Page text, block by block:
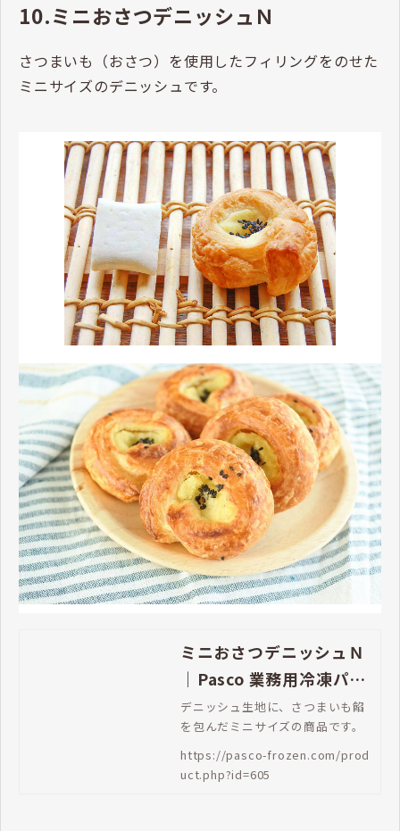
10.ミニおさつデニッシュＮ
さつまいも（おさつ）を使用したフィリングをのせた
ミニサイズのデニッシュです。
ミニおさつデニッシュＮ
｜Pasco 業務用冷凍パン
生地通販 | Pasco 業務用
冷凍パン生地通販
デニッシュ生地に、さつまいも餡
を包んだミニサイズの商品です。
https://pasco-frozen.com/prod
uct.php?id=605